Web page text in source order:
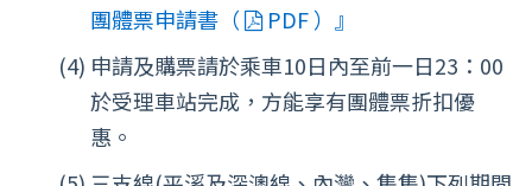
團體票申請書（
PDF ）』
申請及購票請於乘車10日內至前一日23：00
於受理車站完成，方能享有團體票折扣優
惠。